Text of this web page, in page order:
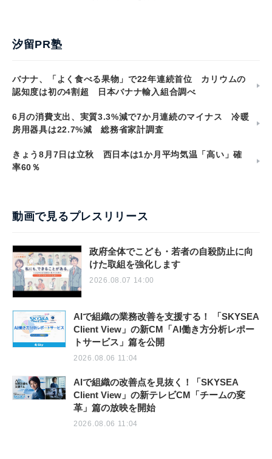
汐留PR塾
バナナ、「よく食べる果物」で22年連続首位 カリウムの
認知度は初の4割超 日本バナナ輸入組合調べ
6月の消費支出、実質3.3%減で7か月連続のマイナス 冷暖
房用器具は22.7%減 総務省家計調査
きょう8月7日は立秋 西日本は1か月平均気温「高い」確
率60％
動画で見るプレスリリース
政府全体でこども・若者の自殺防止に向
けた取組を強化します
2026.08.07 14:00
AIで組織の業務改善を支援する！ 「SKYSEA
Client View」の新CM「AI働き方分析レポー
トサービス」篇を公開
2026.08.06 11:04
AIで組織の改善点を見抜く！「SKYSEA
Client View」の新テレビCM「チームの変
革」篇の放映を開始
2026.08.06 11:04